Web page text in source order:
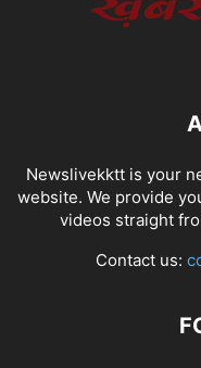
Newslivekktt is your
website. We provide
videos straight
Contact us: